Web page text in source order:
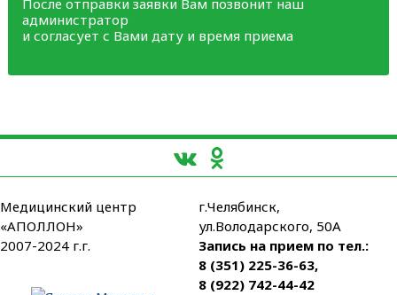
После отправки заявки Вам позвонит наш
администратор
и согласует с Вами дату и время приема
Медицинский центр
«АПОЛЛОН»
2007-2024 г.г.
г.Челябинск,
ул.Володарского, 50А
Запись на прием по тел.:
8 (351) 225-36-63,
8 (922) 742-44-42